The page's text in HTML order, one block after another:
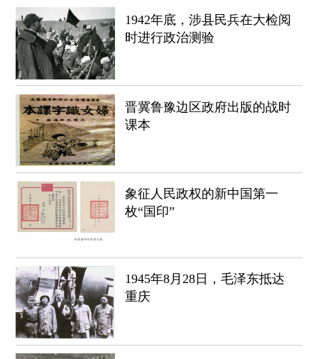
1942年底，涉县民兵在大检阅
时进行政治测验
晋冀鲁豫边区政府出版的战时
课本
象征人民政权的新中国第一
枚“国印”
1945年8月28日，毛泽东抵达
重庆